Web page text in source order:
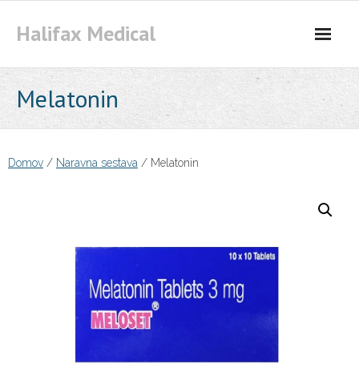
Halifax Medical
Melatonin
Domov / Naravna sestava / Melatonin